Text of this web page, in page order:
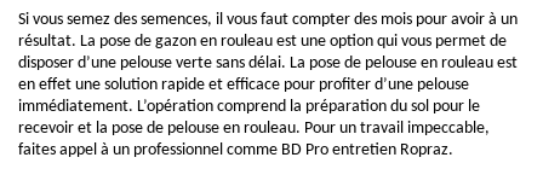
Si vous semez des semences, il vous faut compter des mois pour avoir à un
résultat. La pose de gazon en rouleau est une option qui vous permet de
disposer d’une pelouse verte sans délai. La pose de pelouse en rouleau est
en effet une solution rapide et efficace pour profiter d’une pelouse
immédiatement. L’opération comprend la préparation du sol pour le
recevoir et la pose de pelouse en rouleau. Pour un travail impeccable,
faites appel à un professionnel comme BD Pro entretien Ropraz.